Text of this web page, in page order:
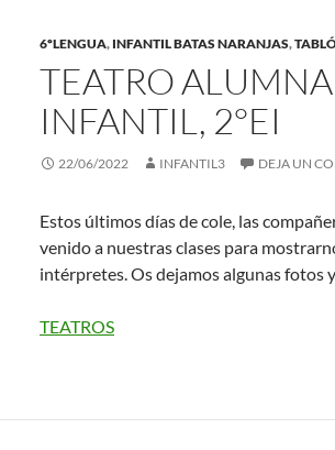
6ºLENGUA, INFANTIL BATAS NARANJAS,
TEATRO
INFANTIL, 2°EI
22/06/2022 INFANTIL3 DEJA UN
Estos últimos días de cole, las
venido a nuestras clases para
intérpretes. Os dejamos algunas fotos
TEATROS